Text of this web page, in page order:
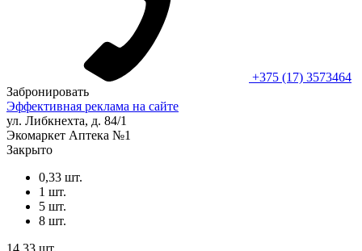
+375 (17) 3573464
Забронировать
Эффективная реклама на сайте
ул. Либкнехта, д. 84/1
Экомаркет Аптека №1
Закрыто
0,33 шт.
1 шт.
5 шт.
8 шт.
14,33 шт.